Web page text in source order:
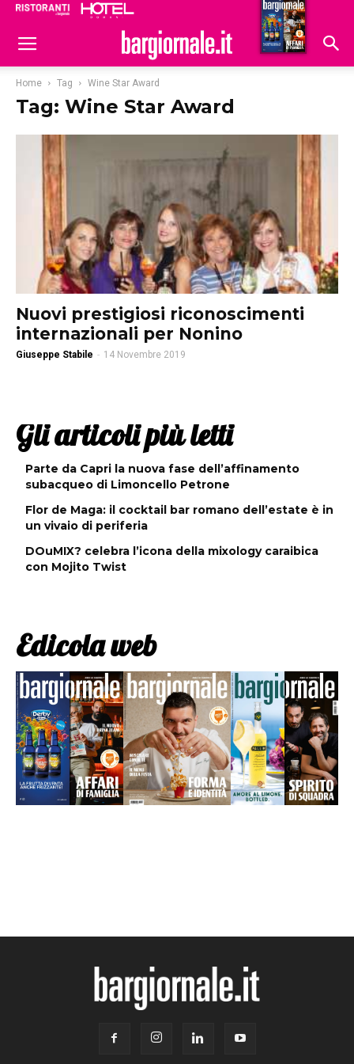
Hoteldomani
Home Tag Wine Star Award
Tag: Wine Star Award
Nuovi prestigiosi riconoscimenti
internazionali per Nonino
Giuseppe Stabile - 14 Novembre 2019
Gli articoli più letti
Parte da Capri la nuova fase dell’affinamento
subacqueo di Limoncello Petrone
Flor de Maga: il cocktail bar romano dell’estate è in
un vivaio di periferia
DOuMIX? celebra l’icona della mixology caraibica
con Mojito Twist
Edicola web